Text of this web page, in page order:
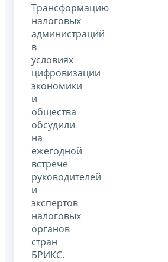
Трансформацию
налоговых
администраций
в
условиях
цифровизации
экономики
и
общества
обсудили
на
ежегодной
встрече
руководителей
и
экспертов
налоговых
органов
стран
БРИКС.